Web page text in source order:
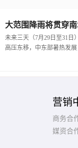
大范围降雨将贯穿
未来三天（7月29日至31日
高压东移，中东部暑热发
营销
商务合
媒资合